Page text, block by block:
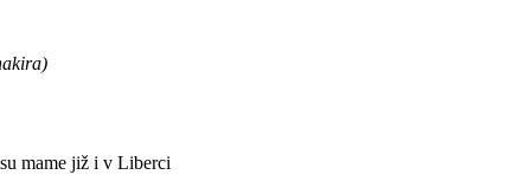
mame již i v Liberci